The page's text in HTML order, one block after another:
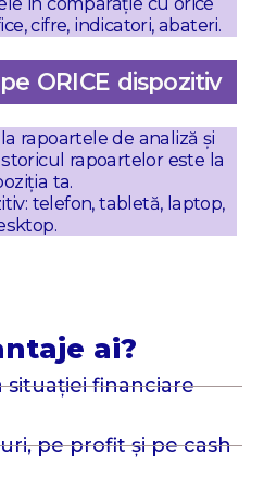
cifre, indicatori, abateri.
ORICE dispozitiv
rapoartele de analiză și
rapoartelor este la
ta.
telefon, tabletă, laptop,
ai?
situației financiare
pe profit și pe cash